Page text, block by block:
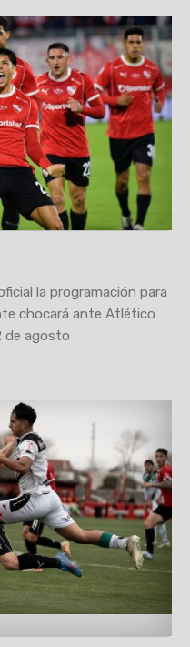
la programación para
chocará ante Atlético
de agosto